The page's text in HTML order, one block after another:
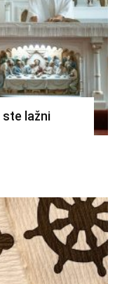
ste lažni